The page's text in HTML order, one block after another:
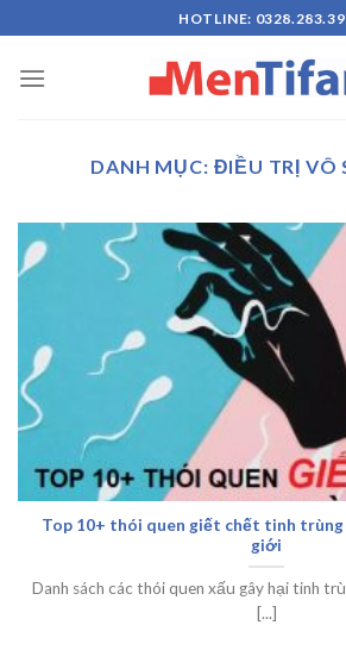
to
content
HOTLINE:
DANH MỤC: ĐIỀU TRỊ VÔ
Top 10+ thói quen giết chết tinh
giới
Danh sách các thói quen xấu gây hại tinh
[...]